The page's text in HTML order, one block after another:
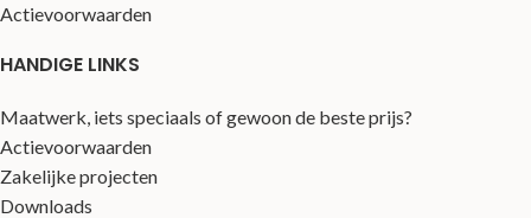
Actievoorwaarden
HANDIGE LINKS
Maatwerk, iets speciaals of gewoon de beste prijs?
Actievoorwaarden
Zakelijke projecten
Downloads